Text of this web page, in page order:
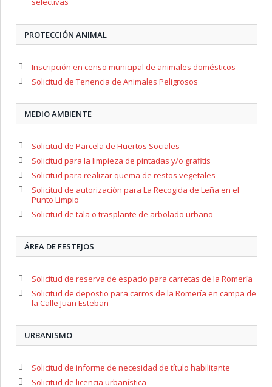
PROTECCIÓN ANIMAL
Inscripción en censo municipal de animales domésticos
Solicitud de Tenencia de Animales Peligrosos
MEDIO AMBIENTE
Solicitud de Parcela de Huertos Sociales
Solicitud para la limpieza de pintadas y/o grafitis
Solicitud para realizar quema de restos vegetales
Solicitud de autorización para La Recogida de Leña en el
Punto Limpio
Solicitud de tala o trasplante de arbolado urbano
ÁREA DE FESTEJOS
Solicitud de reserva de espacio para carretas de la Romería
Solicitud de depostio para carros de la Romería en campa de
la Calle Juan Esteban
URBANISMO
Solicitud de informe de necesidad de título habilitante
Solicitud de licencia urbanística